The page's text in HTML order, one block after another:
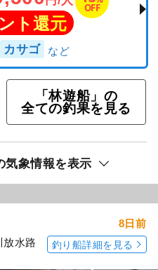
OFF
ト還元
カサゴ
「林遊船」の
全ての釣果を見る
気象情報を表示
放水路
8日前
釣り船詳細を見る